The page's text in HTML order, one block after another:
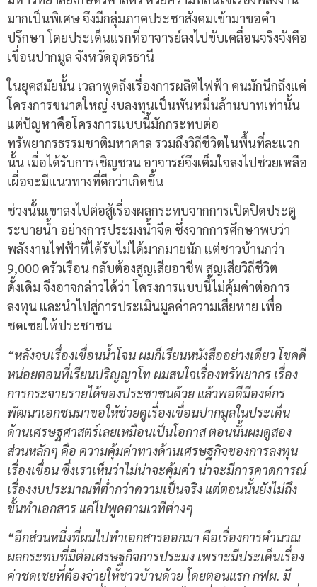
มากเป็นพิเศษ จึงมีกลุ่มภาคประชาสังคมเข้ามาขอคำ
ปรึกษา โดยประเด็นแรกที่อาจารย์ลงไปขับเคลื่อนจริงจังคือ
เขื่อนปากมูล จังหวัดอุดรธานี
ในยุคสมัยนั้น เวลาพูดถึงเรื่องการผลิตไฟฟ้า คนมักนึกถึงแค่
โครงการขนาดใหญ่ งบลงทุนเป็นพันหมื่นล้านบาทเท่านั้น
แต่ปัญหาคือโครงการแบบนี้มักกระทบต่อ
ทรัพยากรธรรมชาติมหาศาล รวมถึงวิถีชีวิตในพื้นที่ละแวก
นั้น เมื่อได้รับการเชิญชวน อาจารย์จึงเต็มใจลงไปช่วยเหลือ
เผื่อจะมีแนวทางที่ดีกว่าเกิดขึ้น
ช่วงนั้นเขาลงไปต่อสู้เรื่องผลกระทบจากการเปิดปิดประตู
ระบายน้ำ อย่างการประมงน้ำจืด ซึ่งจากการศึกษาพบว่า
พลังงานไฟฟ้าที่ได้รับไม่ได้มากมายนัก แต่ชาวบ้านกว่า
9,000 ครัวเรือน กลับต้องสูญเสียอาชีพ สูญเสียวิถีชีวิต
ดั้งเดิม จึงอาจกล่าวได้ว่า โครงการแบบนี้ไม่คุ้มค่าต่อการ
ลงทุน และนำไปสู่การประเมินมูลค่าความเสียหาย เพื่อ
ชดเชยให้ประชาชน
“หลังจบเรื่องเขื่อนน้ำโจน ผมก็เรียนหนังสืออย่างเดียว โชคดี
หน่อยตอนที่เรียนปริญญาโท ผมสนใจเรื่องทรัพยากร เรื่อง
การกระจายรายได้ของประชาชนด้วย แล้วพอดีมีองค์กร
พัฒนาเอกชนมาขอให้ช่วยดูเรื่องเขื่อนปากมูลในประเด็น
ด้านเศรษฐศาสตร์เลยเหมือนเป็นโอกาส ตอนนั้นผมดูสอง
ส่วนหลักๆ คือ ความคุ้มค่าทางด้านเศรษฐกิจของการลงทุน
เรื่องเขื่อน ซึ่งเราเห็นว่าไม่น่าจะคุ้มค่า น่าจะมีการคาดการณ์
เรื่องงบประมาณที่ต่ำกว่าความเป็นจริง แต่ตอนนั้นยังไม่ถึง
ขั้นทำเอกสาร แค่ไปพูดตามเวทีต่างๆ
“อีกส่วนหนึ่งที่ผมไปทำเอกสารออกมา คือเรื่องการคำนวณ
ผลกระทบที่มีต่อเศรษฐกิจการประมง เพราะมีประเด็นเรื่อง
ค่าชดเชยที่ต้องจ่ายให้ชาวบ้านด้วย โดยตอนแรก กฟผ. มี